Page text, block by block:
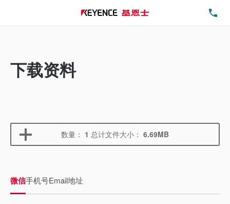
下载资料
数量： 1 总计文件大小： 6.69MB
微信手机号Email地址